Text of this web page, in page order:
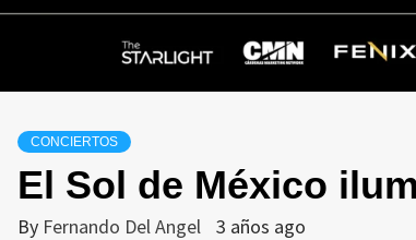
CONCIERTOS
El Sol de México
By Fernando Del Angel 3 años ago